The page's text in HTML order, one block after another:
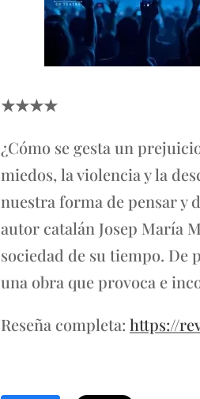
★★★★
¿Cómo se gesta un
miedos, la violencia y la
nuestra forma de pensar y
autor catalán Josep María
sociedad de su tiempo. De
una obra que provoca e
Reseña completa: https://